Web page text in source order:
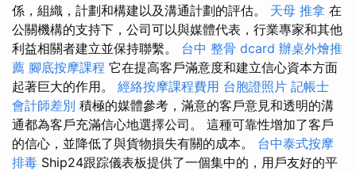
係，組織，計劃和構建以及溝通計劃的評估。 天母 推拿 在
公關機構的支持下，公司可以與媒體代表，行業專家和其他
利益相關者建立並保持聯繫。 台中 整骨 dcard 辦桌外燴推
薦 腳底按摩課程 它在提高客戶滿意度和建立信心資本方面
起著巨大的作用。 經絡按摩課程費用 台胞證照片 記帳士
會計師差別 積極的媒體參考，滿意的客戶意見和透明的溝
通都為客戶充滿信心地選擇公司。 這種可靠性增加了客戶
的信心，並降低了與貨物損失有關的成本。 台中泰式按摩
排毒 Ship24跟踪儀表板提供了一個集中的，用戶友好的平